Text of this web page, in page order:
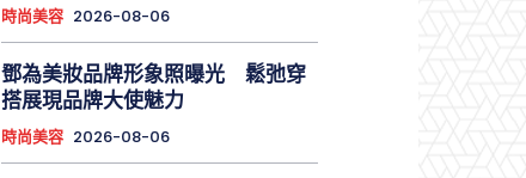
時尚美容 2026-08-06
鄧為美妝品牌形象照曝光 鬆弛穿
搭展現品牌大使魅力
時尚美容 2026-08-06